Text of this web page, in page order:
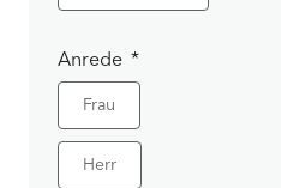
Anrede
Frau
Herr